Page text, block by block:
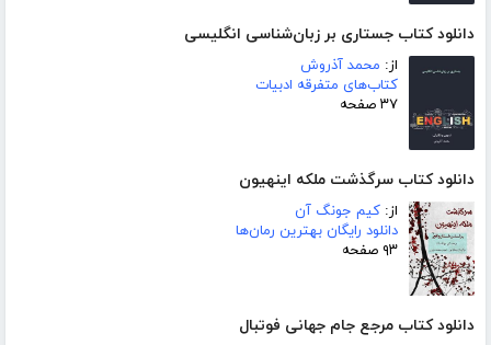
دانلود کتاب جستاری بر زبان‌شناسی انگلیسی
از: محمد آذروش
کتاب‌های متفرقه ادبیات
۳۷ صفحه
دانلود کتاب سرگذشت ملکه اینهیون
از: کیم جونگ آن
دانلود رایگان بهترین رمان‌ها
۹۳ صفحه
دانلود کتاب مرجع جام جهانی فوتبال